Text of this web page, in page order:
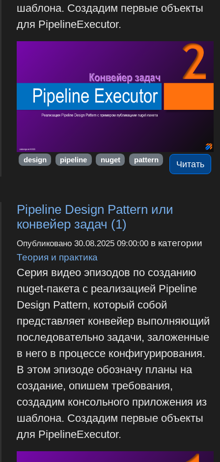
шаблона. Создадим первые объекты
для PipelineExecutor.
Читать
design pipeline nuget pattern
Pipeline Design Pattern или
конвейер задач (1)
Опубликовано 30.08.2025 09:00:00в категории
Теория и практика
Серия видео эпизодов по созданию
nuget-пакета с реализацией Pipeline
Design Pattern, который собой
представляет конвейер выполняющий
последовательно задачи, заложенные
в него в процессе конфигурирования.
В этом эпизоде обозначу планы на
создание, опишем требования,
создадим консольного приложения из
шаблона. Создадим первые объекты
для PipelineExecutor.